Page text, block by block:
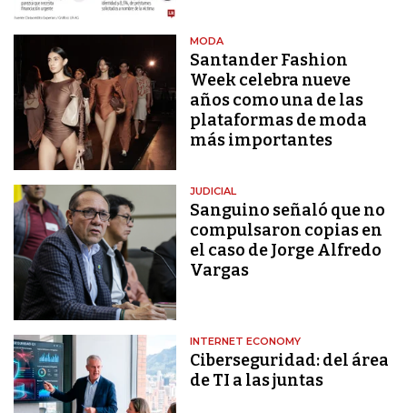
MODA
Santander Fashion
Week celebra nueve
años como una de las
plataformas de moda
más importantes
JUDICIAL
Sanguino señaló que no
compulsaron copias en
el caso de Jorge Alfredo
Vargas
INTERNET ECONOMY
Ciberseguridad: del área
de TI a las juntas